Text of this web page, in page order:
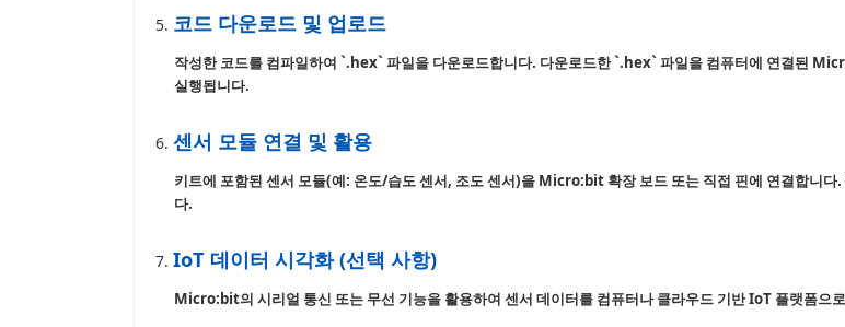
코드 다운로드 및 업로드
작성한 코드를 컴파일하여 `.hex` 파일을 다운로드합니다. 다운로드한 `.hex` 파일을 컴퓨터에 연결된
실행됩니다.
센서 모듈 연결 및 활용
키트에 포함된 센서 모듈(예: 온도/습도 센서, 조도 센서)을 Micro:bit 확장 보드 또는 직접 핀에 연결합니
다.
IoT 데이터 시각화 (선택 사항)
Micro:bit의 시리얼 통신 또는 무선 기능을 활용하여 센서 데이터를 컴퓨터나 클라우드 기반 IoT 플랫폼으